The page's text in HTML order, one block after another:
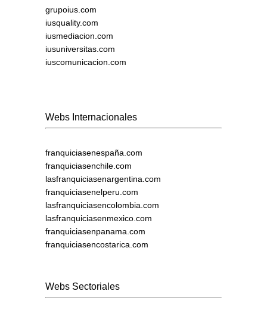
grupoius.com
iusquality.com
iusmediacion.com
iusuniversitas.com
iuscomunicacion.com
Webs Internacionales
franquiciasenespaña.com
franquiciasenchile.com
lasfranquiciasenargentina.com
franquiciasenelperu.com
lasfranquiciasencolombia.com
lasfranquiciasenmexico.com
franquiciasenpanama.com
franquiciasencostarica.com
Webs Sectoriales